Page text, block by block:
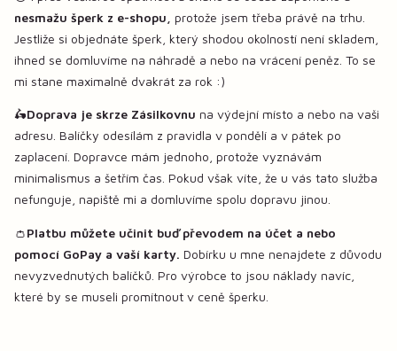
nesmažu šperk z e-shopu,
protože jsem třeba právě na trhu.
Jestliže si objednáte šperk, který shodou okolností není skladem,
ihned se domluvíme na náhradě a nebo na vrácení peněz. To se
mi stane maximalně dvakrát za rok :)
🛵Doprava je skrze Zásilkovnu na výdejní místo a nebo na vaši
adresu. Balíčky odesílám z pravidla v pondělí a v pátek po
zaplacení. Dopravce mám jednoho, protože vyznávám
minimalismus a šetřím čas. Pokud však víte, že u vás tato služba
nefunguje, napiště mi a domluvíme spolu dopravu jinou.
👛Platbu můžete učinit buď převodem na účet a nebo
pomocí GoPay a vaší karty. Dobírku u mne nenajdete z důvodu
nevyzvednutých balíčků. Pro výrobce to jsou náklady navíc,
které by se museli promítnout v ceně šperku.